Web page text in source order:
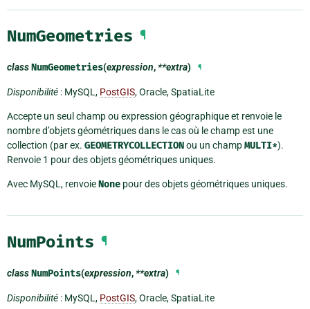
NumGeometries ¶
classNumGeometries(expression,**extra) ¶
Disponibilité : MySQL, PostGIS, Oracle, SpatiaLite
Accepte un seul champ ou expression géographique et renvoie le
nombre d’objets géométriques dans le cas où le champ est une
collection (par ex. GEOMETRYCOLLECTIONou un champMULTI*).
Renvoie 1 pour des objets géométriques uniques.
Avec MySQL, renvoieNone pour des objets géométriques uniques.
NumPoints ¶
classNumPoints(expression,**extra) ¶
Disponibilité : MySQL, PostGIS, Oracle, SpatiaLite